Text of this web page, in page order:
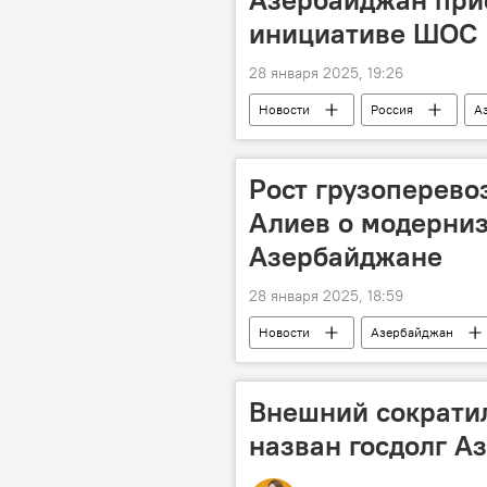
инициативе ШОС
28 января 2025, 19:26
Новости Россия
Цели устойчивого развития
Рост
Алиев о
Азербайджане
28 января 2025, 18:59
Новости Азербайджан
Совещание
Коридор
Внешний
назван госдолг